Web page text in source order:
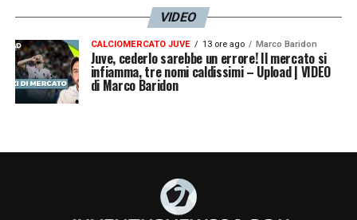
VIDEO
CALCIOMERCATO JUVE 13 ore ago Marco Baridon
Juve, cederlo sarebbe un errore! Il mercato si
infiamma, tre nomi caldissimi – Upload | VIDEO
di Marco Baridon